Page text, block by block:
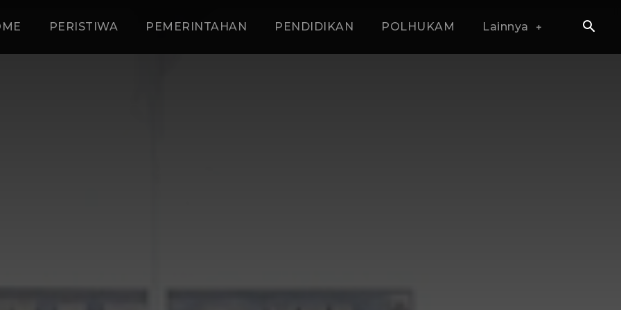
PERISTIWA PEMERINTAHAN PENDIDIKAN POLHUKAM Lainnya